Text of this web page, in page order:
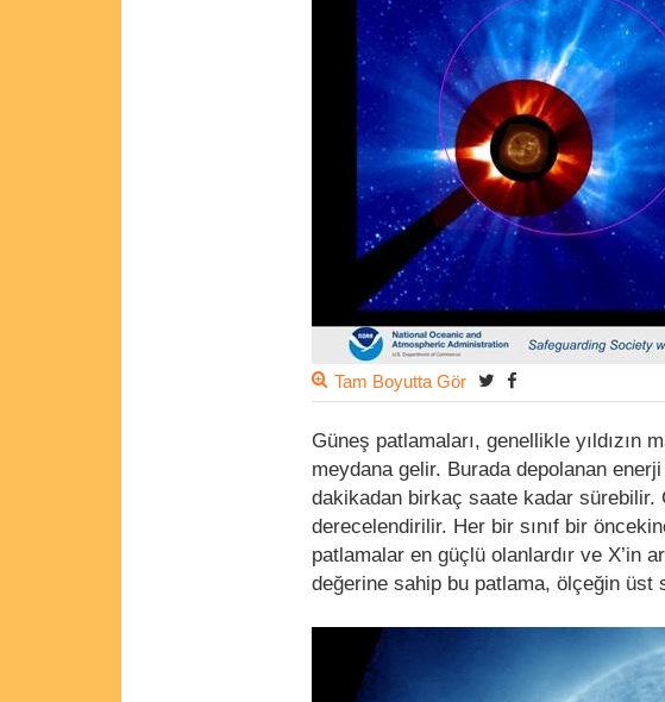
Tam Boyutta Gör
Güneş patlamaları, genellikle yıldızın
meydana gelir. Burada depolanan
dakikadan birkaç saate kadar sürebilir.
derecelendirilir. Her bir sınıf bir
patlamalar en güçlü olanlardır ve X’in
değerine sahip bu patlama, ölçeğin üst